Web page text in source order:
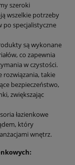
szeroki
wszelkie potrzeby
po specjalistyczne
są wykonane
co zapewnia
w czystości.
rozwiązania, takie
bezpieczeństwo,
zwiększając
łazienkowe
który
wnętrz.